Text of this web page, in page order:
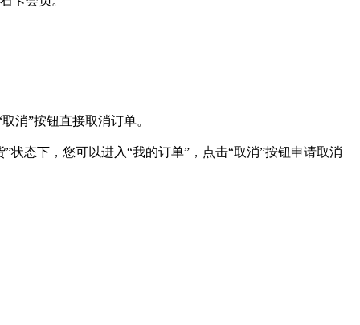
消”按钮直接取消订单。
状态下，您可以进入“我的订单”，点击“取消”按钮申请取消